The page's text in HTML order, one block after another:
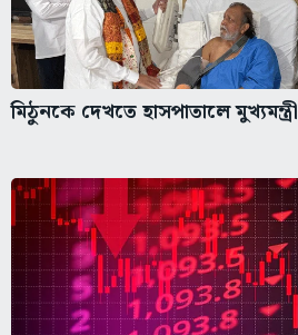
মিঠুনকে দেখতে হাসপাতালে মুখ্যমন্ত্রী